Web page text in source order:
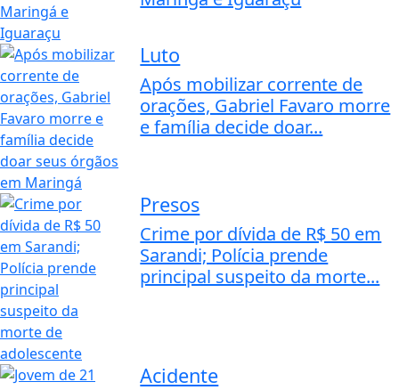
Luto
Após mobilizar corrente de
orações, Gabriel Favaro morre
e família decide doar...
Presos
Crime por dívida de R$ 50 em
Sarandi; Polícia prende
principal suspeito da morte...
Acidente